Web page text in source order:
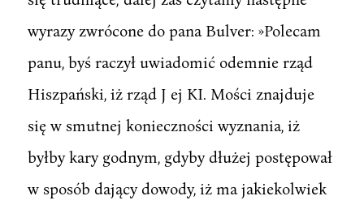
wyrazy zwrócone do pana Bulver: »Polecam
panu, byś raczył uwiadomić odemnie rząd
Hiszpański, iż rząd J ej KI. Mości znajduje
się w smutnej konieczności wyznania, iż
byłby kary godnym, gdyby dłużej postępował
w sposób dający dowody, iż ma jakiekolwiek